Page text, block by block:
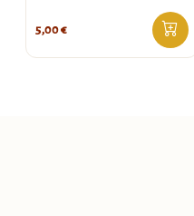
5,00€